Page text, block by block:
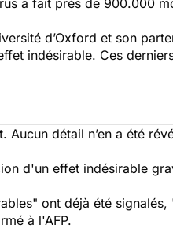
a fait près de 900.000
d’Oxford et son
indésirable. Ces
détail n’en a été
d'un effet indésirable
ont déjà été signalés,
à l'AFP.